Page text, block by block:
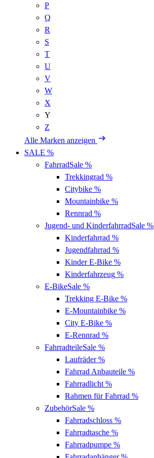
P
Q
R
S
T
U
V
W
X
Y
Z
Alle Marken anzeigen
SALE %
FahrradSale %
Trekkingrad %
Citybike %
Mountainbike %
Rennrad %
Jugend- und KinderfahrradSale %
Kinderfahrrad %
Jugendfahrrad %
Kinder E-Bike %
Kinderfahrzeug %
E-BikeSale %
Trekking E-Bike %
E-Mountainbike %
City E-Bike %
E-Rennrad %
FahrradteileSale %
Laufräder%
Fahrrad Anbauteile %
Fahrradlicht %
Rahmen für Fahrrad %
ZubehörSale %
Fahrradschloss %
Fahrradtasche %
Fahrradpumpe %